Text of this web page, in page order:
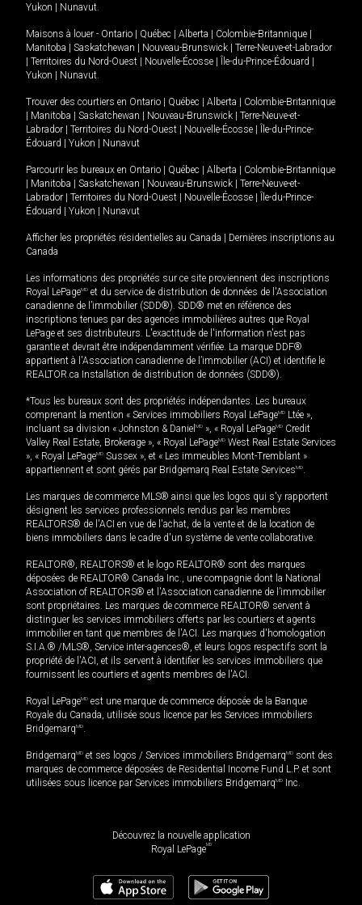
Yukon
Nunavut.
Maisons à louer - Ontario Québec Alberta Colombie-Britannique
Manitoba
Saskatchewan Nouveau-Brunswick
Terre-Neuve-et-Labrador
Territoires du Nord-Ouest Nouvelle-Écosse Île-du-Prince-Édouard
Yukon
Nunavut.
Trouver des courtiers en Ontario Québec Alberta
Colombie-Britannique
Manitoba Saskatchewan Nouveau-Brunswick
Terre-Neuve-et-
Labrador
Territoires du Nord-Ouest Nouvelle-Écosse
Île-du-Prince-
Édouard
Yukon Nunavut
Parcourir les bureaux en Ontario Québec Alberta
Colombie-Britannique
Manitoba Saskatchewan Nouveau-Brunswick
Terre-Neuve-et-
Labrador
Territoires du Nord-Ouest Nouvelle-Écosse
Île-du-Prince-
Édouard
Yukon Nunavut
Afficher les propriétés résidentielles au Canada
Dernières inscriptions au
Canada
Les informations des propriétés sur ce site proviennent des inscriptions
Royal LePageMD et du service de distribution de données de l'Association
canadienne de l’immobilier (SDD®). SDD® met en référence des
inscriptions tenues par des agences immobilières autres que Royal
LePage et ses distributeurs. L'exactitude de l'information n'est pas
garantie et devrait être indépendamment vérifiée. La marque DDF®
appartient à l'Association canadienne de l’immobilier (ACI) et identifie le
REALTOR.ca Installation de distribution de données (SDD®).
*Tous les bureaux sont des propriétés indépendantes. Les bureaux
comprenant la mention « Services immobiliers Royal LePageMD Ltée »,
incluant sa division « Johnston & Daniel MD », « Royal LePageMD Credit
Valley Real Estate, Brokerage », « Royal LePageMD West Real Estate Services
», « Royal LePageMD Sussex », et « Les immeubles Mont-Tremblant »
appartiennent et sont gérés par Bridgemarq Real Estate ServicesMD.
Les marques de commerce MLS® ainsi que les logos qui s'y rapportent
désignent les services professionnels rendus par les membres
REALTORS® de l'ACI en vue de l'achat, de la vente et de la location de
biens immobiliers dans le cadre d'un système de vente collaborative.
REALTOR®, REALTORS® et le logo REALTOR® sont des marques
déposées de REALTOR® Canada Inc., une compagnie dont la National
Association of REALTORS® et l'Association canadienne de l’immobilier
sont propriétaires. Les marques de commerce REALTOR® servent à
distinguer les services immobiliers offerts par les courtiers et agents
immobilier en tant que membres de l'ACI. Les marques d'homologation
S.I.A.® /MLS®, Service inter-agences®, et leurs logos respectifs sont la
propriété de l'ACI, et ils servent à identifier les services immobiliers que
fournissent les courtiers et agents membres de l'ACI.
Royal LePageMD est une marque de commerce déposée de la Banque
Royale du Canada, utilisée sous licence par les Services immobiliers
BridgemarqMD.
BridgemarqMD et ses logos / Services immobiliers BridgemarqMD sont des
marques de commerce déposées de Residential Income Fund L.P. et sont
utilisées sous licence par Services immobiliers BridgemarqMD Inc.
Découvrez la nouvelle application
Royal LePageMD